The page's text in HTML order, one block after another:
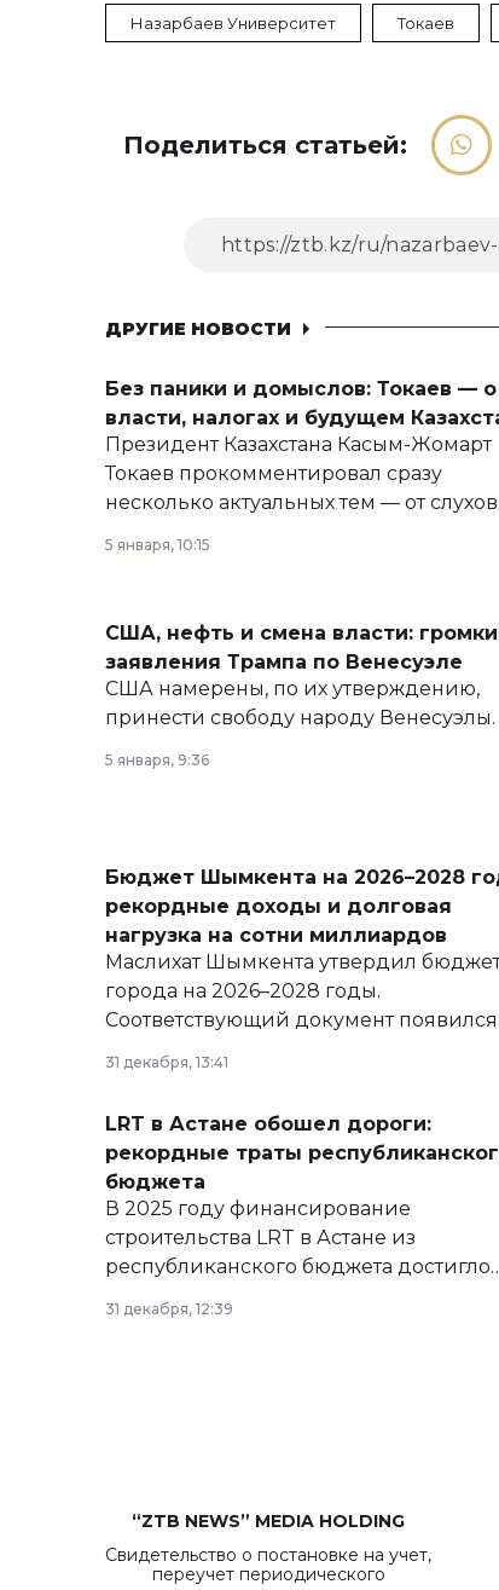
Назарбаев Университет Токаев
Поделиться статьей:
ДРУГИЕ НОВОСТИ
Без паники и домыслов: Токаев — о
власти, налогах и будущем
Президент Казахстана Касым-Жомарт
Токаев прокомментировал сразу
несколько актуальных тем — от
армии, экономики и личного
5 января, 10:15
США, нефть и смена власти:
заявления Трампа по Венесуэле
США намерены, по их утверждению,
принести свободу народу Венесуэлы.
5 января, 9:36
Бюджет Шымкента на 2026–2028
рекордные доходы и долговая
нагрузка на сотни миллиардов
Маслихат Шымкента утвердил
города на 2026–2028 годы.
Соответствующий документ
базе нормативных правовых актов и на
сайте маслихат города.
31 декабря, 13:41
LRT в Астане обошел дороги:
рекордные траты
бюджета
В 2025 году финансирование
строительства LRT в Астане из
республиканского бюджета достигло
рекордных объемов.
31 декабря, 12:39
“ZTB NEWS” MEDIA HOLDING
Свидетельство о постановке на учет,
переучет периодического